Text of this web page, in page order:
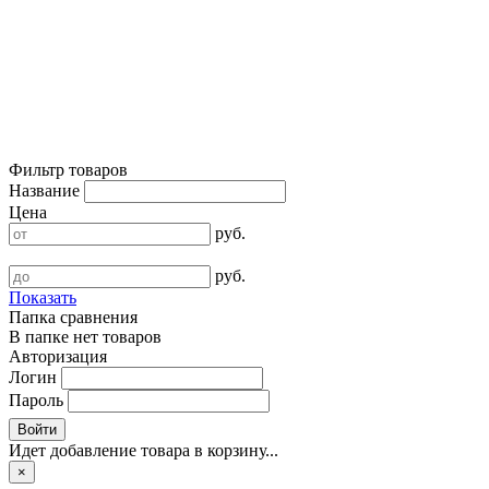
Фильтр товаров
Название
Цена
руб.
руб.
Показать
Папка сравнения
В папке нет товаров
Авторизация
Логин
Пароль
Войти
Идет добавление товара в корзину...
×